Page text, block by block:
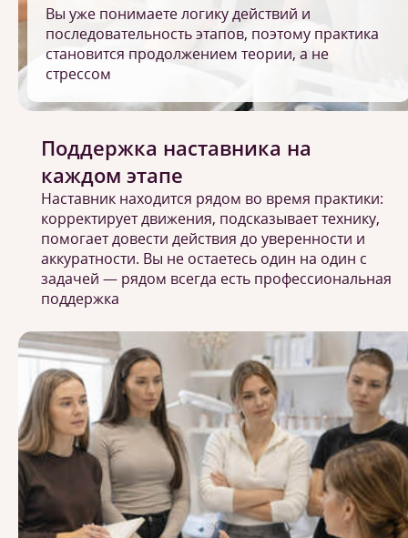
Вы уже понимаете логику действий и
последовательность этапов, поэтому практика
становится продолжением теории, а не
стрессом
Поддержка наставника на
каждом этапе
Наставник находится рядом во время практики:
корректирует движения, подсказывает технику,
помогает довести действия до уверенности и
аккуратности. Вы не остаетесь один на один с
задачей — рядом всегда есть профессиональная
поддержка